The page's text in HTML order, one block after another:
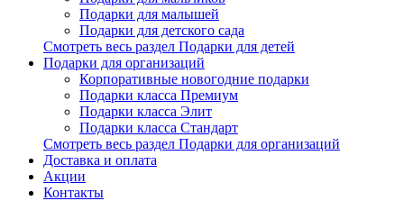
Подарки для малышей
Подарки для детского сада
Смотреть весь раздел Подарки для детей
Подарки для организаций
Корпоративные новогодние подарки
Подарки класса Премиум
Подарки класса Элит
Подарки класса Стандарт
Смотреть весь раздел Подарки для организаций
Доставка и оплата
Акции
Контакты